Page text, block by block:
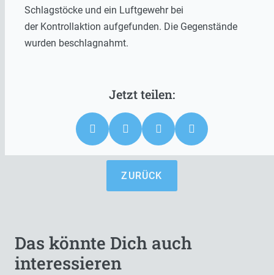
Schlagstöcke und ein Luftgewehr bei
der Kontrollaktion aufgefunden. Die Gegenstände
wurden beschlagnahmt.
ZURÜCK
Das könnte Dich auch
interessieren